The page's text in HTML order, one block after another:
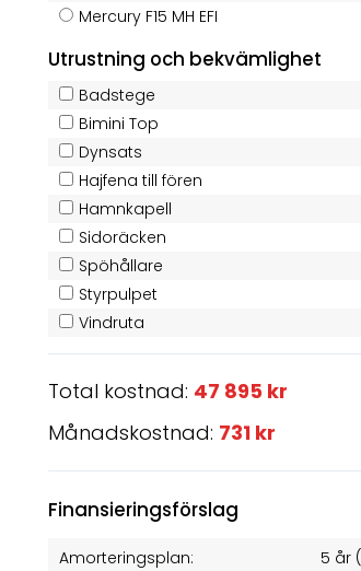
Mercury F15 MH EFI
Utrustning och bekvämlighet
Badstege
Bimini Top
Dynsats
Hajfena till fören
Hamnkapell
Sidoräcken
Spöhållare
Styrpulpet
Vindruta
Total kostnad: 47 895 kr
Månadskostnad: 731 kr
Finansieringsförslag
Amorteringsplan: 5 år(